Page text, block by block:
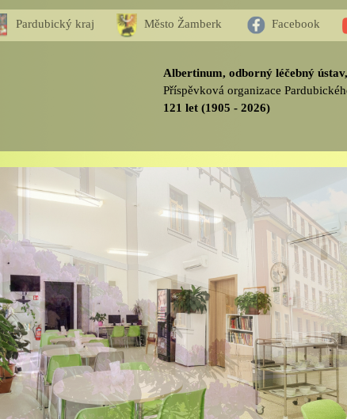
Pardubický kraj Město Žamberk Facebook
Albertinum, odborný léčebný
Příspěvková organizace
121 let (1905 - 2026)